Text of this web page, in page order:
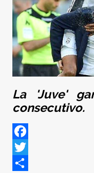
La 'Juve'
consecutivo.
Facebook
Twitter